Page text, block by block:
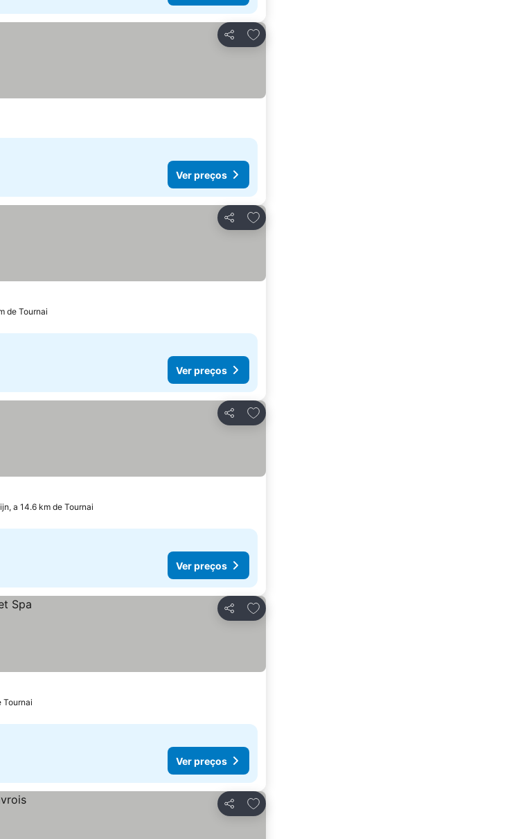
Partilhar
Adicionar aos favoritos
Ver preços
Partilhar
Adicionar aos favoritos
de Tournai
Ver preços
Partilhar
Adicionar aos favoritos
a 14.6 km de Tournai
Ver preços
Partilhar
Adicionar aos favoritos
Tournai
Ver preços
Partilhar
Adicionar aos favoritos